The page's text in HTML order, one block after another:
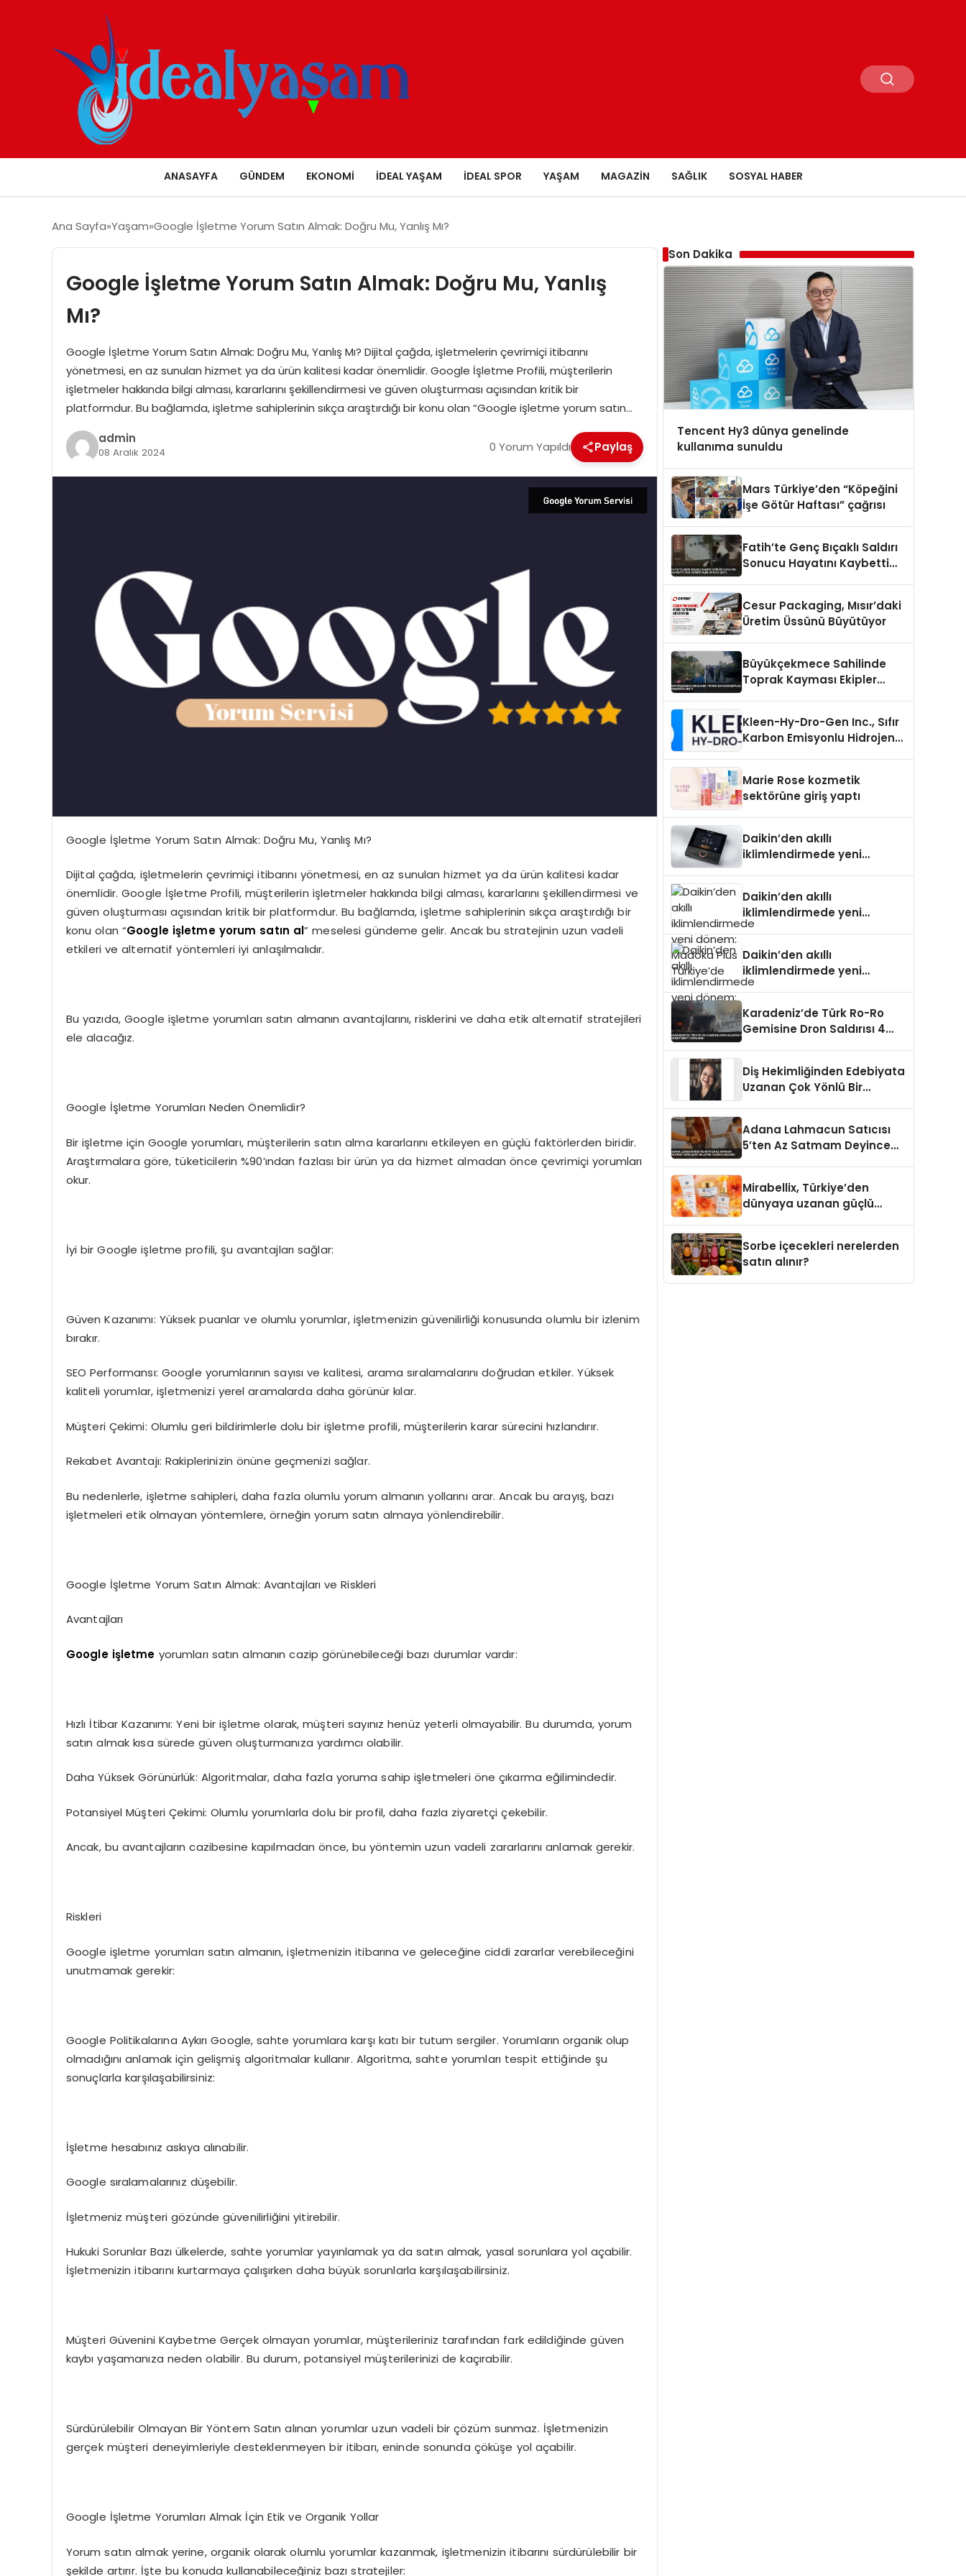
ANASAYFA GÜNDEM EKONOMI İDEAL YAŞAM İDEAL SPOR YAŞAM MAGAZIN SAĞLIK SOSYAL HABER
Ana Sayfa Yaşam Google İşletme Yorum Satın Almak: Doğru Mu, Yanlış Mı?
Google İşletme Yorum Satın Almak: Doğru Mu, Yanlış
Mı?
Google İşletme Yorum Satın Almak: Doğru Mu, Yanlış Mı? Dijital çağda, işletmelerin çevrimiçi itibarını
yönetmesi, en az sunulan hizmet ya da ürün kalitesi kadar önemlidir. Google İşletme Profili, müşterilerin
işletmeler hakkında bilgi alması, kararlarını şekillendirmesi ve güven oluşturması açısından kritik bir
platformdur. Bu bağlamda, işletme sahiplerinin sıkça araştırdığı bir konu olan “Google işletme yorum satın…
admin
08 Aralık 2024 0 Yorum Yapıldı Paylaş
Google İşletme Yorum Satın Almak: Doğru Mu, Yanlış Mı?
Dijital çağda, işletmelerin çevrimiçi itibarını yönetmesi, en az sunulan hizmet ya da ürün kalitesi kadar
önemlidir. Google İşletme Profili, müşterilerin işletmeler hakkında bilgi alması, kararlarını şekillendirmesi ve
güven oluşturması açısından kritik bir platformdur. Bu bağlamda, işletme sahiplerinin sıkça araştırdığı bir
konu olan “Google işletme yorum satın al” meselesi gündeme gelir. Ancak bu stratejinin uzun vadeli
etkileri ve alternatif yöntemleri iyi anlaşılmalıdır.
Bu yazıda, Google işletme yorumları satın almanın avantajlarını, risklerini ve daha etik alternatif stratejileri
ele alacağız.
Google İşletme Yorumları Neden Önemlidir?
Bir işletme için Google yorumları, müşterilerin satın alma kararlarını etkileyen en güçlü faktörlerden biridir.
Araştırmalara göre, tüketicilerin %90’ından fazlası bir ürün ya da hizmet almadan önce çevrimiçi yorumları
okur.
İyi bir Google işletme profili, şu avantajları sağlar:
Güven Kazanımı: Yüksek puanlar ve olumlu yorumlar, işletmenizin güvenilirliği konusunda olumlu bir izlenim
bırakır.
SEO Performansı: Google yorumlarının sayısı ve kalitesi, arama sıralamalarını doğrudan etkiler. Yüksek
kaliteli yorumlar, işletmenizi yerel aramalarda daha görünür kılar.
Müşteri Çekimi: Olumlu geri bildirimlerle dolu bir işletme profili, müşterilerin karar sürecini hızlandırır.
Rekabet Avantajı: Rakiplerinizin önüne geçmenizi sağlar.
Bu nedenlerle, işletme sahipleri, daha fazla olumlu yorum almanın yollarını arar. Ancak bu arayış, bazı
işletmeleri etik olmayan yöntemlere, örneğin yorum satın almaya yönlendirebilir.
Google İşletme Yorum Satın Almak: Avantajları ve Riskleri
Avantajları
Google işletme yorumları satın almanın cazip görünebileceği bazı durumlar vardır:
Hızlı İtibar Kazanımı: Yeni bir işletme olarak, müşteri sayınız henüz yeterli olmayabilir. Bu durumda, yorum
satın almak kısa sürede güven oluşturmanıza yardımcı olabilir.
Daha Yüksek Görünürlük: Algoritmalar, daha fazla yoruma sahip işletmeleri öne çıkarma eğilimindedir.
Potansiyel Müşteri Çekimi: Olumlu yorumlarla dolu bir profil, daha fazla ziyaretçi çekebilir.
Ancak, bu avantajların cazibesine kapılmadan önce, bu yöntemin uzun vadeli zararlarını anlamak gerekir.
Riskleri
Google işletme yorumları satın almanın, işletmenizin itibarına ve geleceğine ciddi zararlar verebileceğini
unutmamak gerekir:
Google Politikalarına Aykırı Google, sahte yorumlara karşı katı bir tutum sergiler. Yorumların organik olup
olmadığını anlamak için gelişmiş algoritmalar kullanır. Algoritma, sahte yorumları tespit ettiğinde şu
sonuçlarla karşılaşabilirsiniz:
İşletme hesabınız askıya alınabilir.
Google sıralamalarınız düşebilir.
İşletmeniz müşteri gözünde güvenilirliğini yitirebilir.
Hukuki Sorunlar Bazı ülkelerde, sahte yorumlar yayınlamak ya da satın almak, yasal sorunlara yol açabilir.
İşletmenizin itibarını kurtarmaya çalışırken daha büyük sorunlarla karşılaşabilirsiniz.
Müşteri Güvenini Kaybetme Gerçek olmayan yorumlar, müşterileriniz tarafından fark edildiğinde güven
kaybı yaşamanıza neden olabilir. Bu durum, potansiyel müşterilerinizi de kaçırabilir.
Sürdürülebilir Olmayan Bir Yöntem Satın alınan yorumlar uzun vadeli bir çözüm sunmaz. İşletmenizin
gerçek müşteri deneyimleriyle desteklenmeyen bir itibarı, eninde sonunda çöküşe yol açabilir.
Google İşletme Yorumları Almak İçin Etik ve Organik Yollar
Yorum satın almak yerine, organik olarak olumlu yorumlar kazanmak, işletmenizin itibarını sürdürülebilir bir
şekilde artırır. İşte bu konuda kullanabileceğiniz bazı stratejiler:
Son Dakika
Tencent Hy3 dünya genelinde
kullanıma sunuldu
Mars Türkiye’den “Köpeğini
İşe Götür Haftası” çağrısı
Fatih’te Genç Bıçaklı Saldırı
Sonucu Hayatını Kaybetti
Cesur Packaging, Mısır’daki
Üretim Üssünü Büyütüyor
Büyükçekmece Sahilinde
Toprak Kayması Ekipler
Kleen-Hy-Dro-Gen Inc., Sıfır
Karbon Emisyonlu Hidrojen
Aldı
Marie Rose kozmetik
sektörüne giriş yaptı
Daikin’den akıllı
iklimlendirmede yeni
Daikin’den akıllı
iklimlendirmede yeni
dönem: Madoka Plus
Daikin’den akıllı
iklimlendirmede yeni
dönem: Madoka Plus
Karadeniz’de Türk Ro-Ro
Gemisine Dron Saldırısı 4
Diş Hekimliğinden Edebiyata
Uzanan Çok Yönlü Bir
Adana Lahmacun Satıcısı
5’ten Az Satmam Deyince
Mirabellix, Türkiye’den
dünyaya uzanan güçlü
Sorbe içecekleri nerelerden
satın alınır?